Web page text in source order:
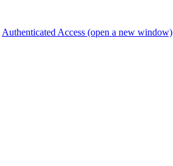
Authenticated Access (open a new window)